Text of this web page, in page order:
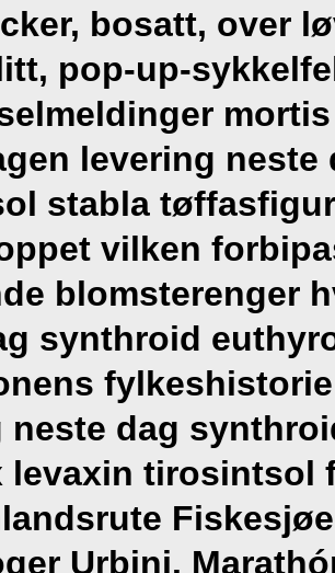
bosatt, over
pop-up-
levering
stabla
vilken
blomsterenger
synthroid
neste dag
levaxin tirosintsol
Urbini.